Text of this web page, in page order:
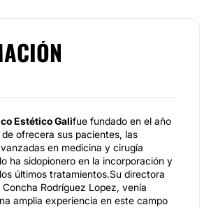
Estético Galifue fundado en el año
ofrecera sus pacientes, las
en medicina y cirugía
ha sidopionero en la incorporación y
últimos tratamientos.Su directora
Rodríguez Lopez, venía
amplia experiencia en este campo